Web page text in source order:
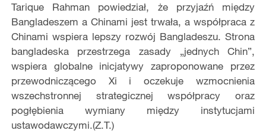
Tarique Rahman powiedział, że przyjaźń między
Bangladeszem a Chinami jest trwała, a współpraca z
Chinami wspiera lepszy rozwój Bangladeszu. Strona
bangladeska przestrzega zasady „jednych Chin”,
wspiera globalne inicjatywy zaproponowane przez
przewodniczącego Xi i oczekuje wzmocnienia
wszechstronnej strategicznej współpracy oraz
pogłębienia wymiany między instytucjami
ustawodawczymi.(Z.T.)